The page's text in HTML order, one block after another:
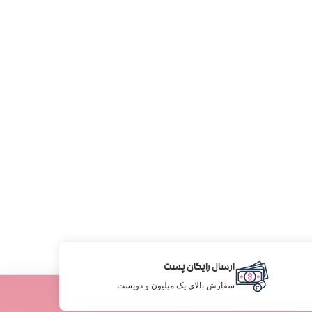
ارسال رایگان پست
سفارش بالای یک میلیون و دویست